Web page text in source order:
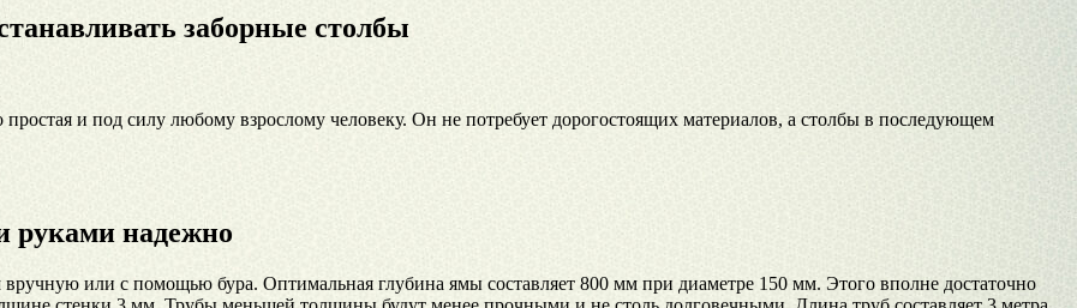
заборные столбы
простая и под силу любому взрослому человеку. Он не потребует дорогостоящих материалов, а столбы в последующем
руками надежно
вручную или с помощью бура. Оптимальная глубина ямы составляет 800 мм при диаметре 150 мм. Этого вполне достаточно